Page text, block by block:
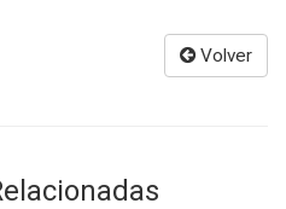
Volver